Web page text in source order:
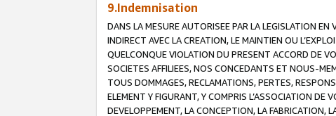
9.Indemnisation
DANS LA MESURE AUTORISEE PAR LA LEGISLATION
INDIRECT AVEC LA CREATION, LE MAINTIEN OU
QUELCONQUE VIOLATION DU PRESENT ACCORD DE
SOCIETES AFFILIEES, NOS CONCEDANTS ET NOUS-
TOUS DOMMAGES, RECLAMATIONS, PERTES,
ELEMENT Y FIGURANT, Y COMPRIS L’ASSOCIATION DE
DEVELOPPEMENT, LA CONCEPTION, LA